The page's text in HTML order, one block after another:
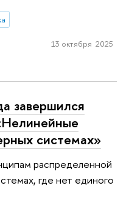
13 октября 2025
завершился
системах»
распределенной
где нет единого